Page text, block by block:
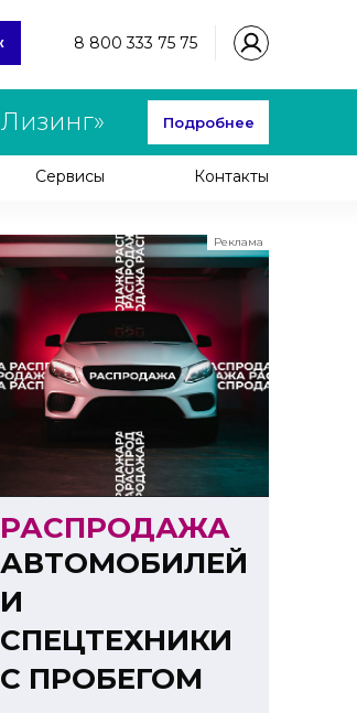
Подробнее
Сервисы Контакты
8 800 333 75 75
Реклама
ООО "ЛК Эволюция"
ИНН 9724016636
erid: nyi26TK8Sykg5SPCgA2w5MdVpLJdCVLW
РАСПРОДАЖА
АВТОМОБИЛЕЙ
И
СПЕЦТЕХНИКИ
С ПРОБЕГОМ